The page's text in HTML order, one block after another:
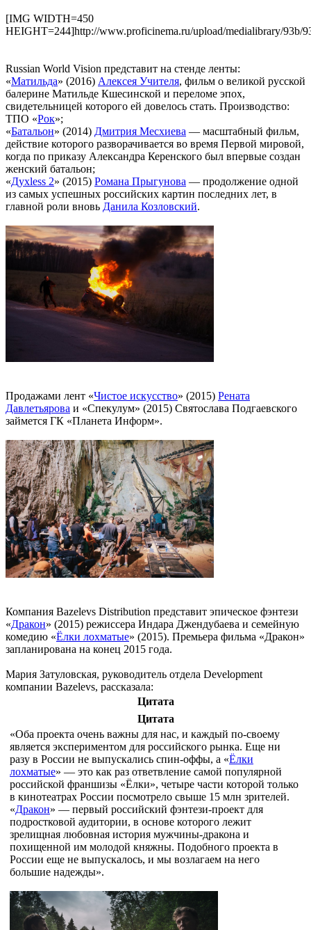
[IMG WIDTH=450
HEIGHT=244]http://www.proficinema.ru/upload/medialibrary/93b/
Russian World Vision представит на стенде ленты:
«Матильда» (2016) Алексея Учителя, фильм о великой русской
балерине Матильде Кшесинской и переломе эпох,
свидетельницей которого ей довелось стать. Производство:
ТПО «Рок»;
«Батальон» (2014) Дмитрия Месхиева — масштабный фильм,
действие которого разворачивается во время Первой мировой,
когда по приказу Александра Керенского был впервые создан
женский батальон;
«Духless 2» (2015) Романа Прыгунова — продолжение одной
из самых успешных российских картин последних лет, в
главной роли вновь Данила Козловский.
Продажами лент «Чистое искусство» (2015) Рената
Давлетьярова и «Спекулум» (2015) Святослава Подгаевского
займется ГК «Планета Информ».
Компания Bazelevs Distribution представит эпическое фэнтези
«Дракон» (2015) режиссера Индара Джендубаева и семейную
комедию «Ёлки лохматые» (2015). Премьера фильма «Дракон»
запланирована на конец 2015 года.
Мария Затуловская, руководитель отдела Development
компании Bazelevs, рассказала:
Цитата
Цитата
«Оба проекта очень важны для нас, и каждый по-своему
является экспериментом для российского рынка. Еще ни
разу в России не выпускались спин-оффы, а «Ёлки
лохматые» — это как раз ответвление самой популярной
российской франшизы «Ёлки», четыре части которой только
в кинотеатрах России посмотрело свыше 15 млн зрителей.
«Дракон» — первый российский фэнтези-проект для
подростковой аудитории, в основе которого лежит
зрелищная любовная история мужчины-дракона и
похищенной им молодой княжны. Подобного проекта в
России еще не выпускалось, и мы возлагаем на него
большие надежды».